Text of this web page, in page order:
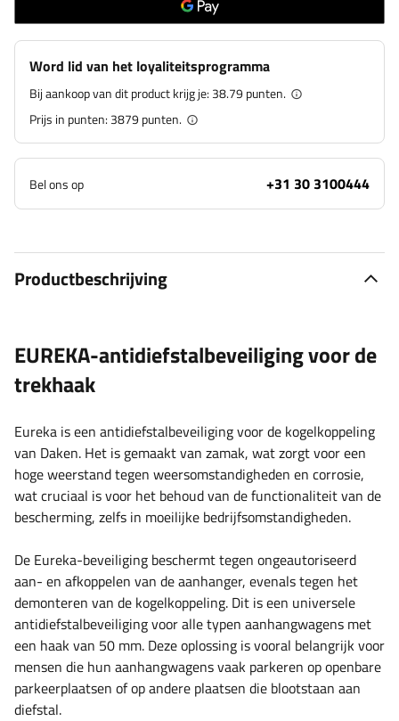
Word lid van het loyaliteitsprogramma
Bij aankoop van dit product krijg je: 38.79 punten.
Prijs in punten: 3879punten.
Bel ons op +31 30 3100444
Productbeschrijving
EUREKA-antidiefstalbeveiliging voor de
trekhaak
Eureka is een antidiefstalbeveiliging voor de kogelkoppeling
van Daken. Het is gemaakt van zamak, wat zorgt voor een
hoge weerstand tegen weersomstandigheden en corrosie,
wat cruciaal is voor het behoud van de functionaliteit van de
bescherming, zelfs in moeilijke bedrijfsomstandigheden.
De Eureka-beveiliging beschermt tegen ongeautoriseerd
aan- en afkoppelen van de aanhanger, evenals tegen het
demonteren van de kogelkoppeling. Dit is een universele
antidiefstalbeveiliging voor alle typen aanhangwagens met
een haak van 50 mm. Deze oplossing is vooral belangrijk voor
mensen die hun aanhangwagens vaak parkeren op openbare
parkeerplaatsen of op andere plaatsen die blootstaan ​​aan
diefstal.